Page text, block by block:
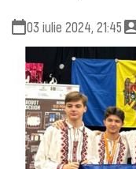
03 iulie 2024, 21:45